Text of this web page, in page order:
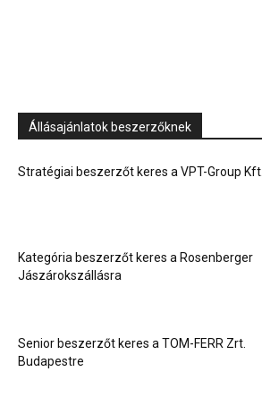
Állásajánlatok beszerzőknek
Stratégiai beszerzőt keres a VPT-Group Kft.
Kategória beszerzőt keres a Rosenberger
Jászárokszállásra
Senior beszerzőt keres a TOM-FERR Zrt.
Budapestre